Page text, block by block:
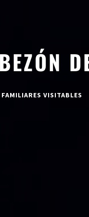
FAMILIARES VISITABLES